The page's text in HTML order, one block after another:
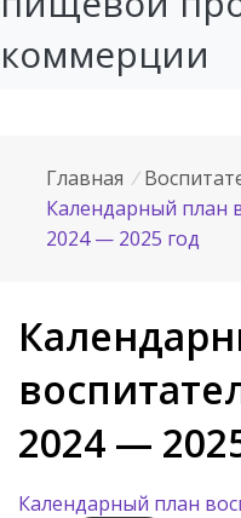
коммерции
Главная /
Календарный план
2024 — 2025 год
2024 —
Календарный план